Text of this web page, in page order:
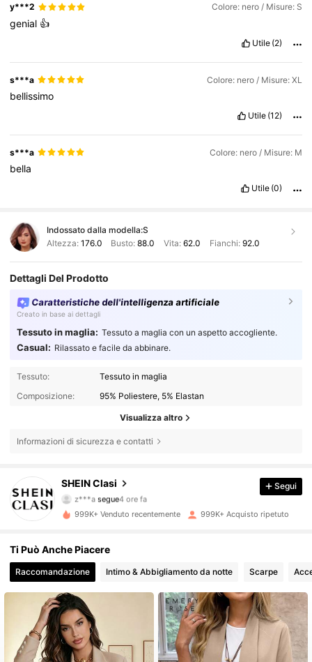
y***2 Colore: nero / Misure: S
genial 👍
Utile (2)
s***a Colore: nero / Misure: XL
bellissimo
Utile (12)
s***a Colore: nero / Misure: M
bella
Utile (0)
Indossato dalla modella:S
Altezza: 176.0 Busto:88.0 Vita: 62.0 Fianchi: 92.0
Dettagli Del Prodotto
Caratteristiche dell'intelligenza artificiale
Creato in base ai dettagli
Tessuto in maglia: Tessuto a maglia con un aspetto accogliente.
Casual: Rilassato e facile da abbinare.
Tessuto:
Tessuto in maglia
Composizione:
95% Poliestere, 5% Elastan
Visualizza altro
Informazioni di sicurezza e contatti
SHEIN Clasi
z***a segue4 ore fa
4.84
824K Follower
4.84
4.84
4.84 824K Follower
Segui
999K+ Venduto recentemente 999K+ Acquisto ripetuto
Ti Può Anche Piacere
Raccomandazione Intimo & Abbigliamento da notte Scarpe